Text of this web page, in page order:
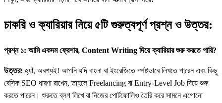
চাকরি ও ক্যারিয়ার নিয়ে ৫টি গুরুত্বপূর্ণ প্রশ্ন ও উত্তর:
প্রশ্ন ১: আমি একদম ফ্রেশার, Content Writing দিয়ে ক্যারিয়ার শুরু করতে পারি?
উত্তর:হ্যাঁ, অবশ্যই! আপনি যদি বাংলা বা ইংরেজিতে স্পষ্টভাবে লিখতে পারেন এবং কিছু
বেসিক SEO ধারণা রাখেন, তাহলে Freelancing বা Entry-Level Job দিয়ে শুরু
করতে পারেন। শুরুতে ব্লগ লিখে বা নিজের পোর্টফোলিও তৈরি করে সামনে এগোনো